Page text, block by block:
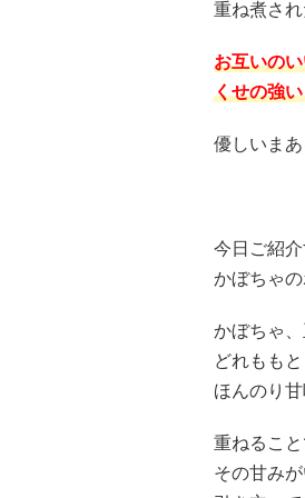
重ね煮さ
お互いの
くせの強
優しいま
今日ご紹
かぼちゃの
かぼちゃ、
どれもも
ほんのり
重ねるこ
その甘み